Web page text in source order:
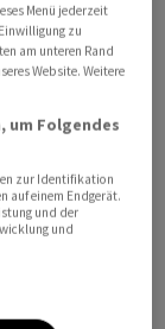
alles
in ihren
hervorgeht.
wo dies
CPEIs
Menü jederzeit
zu
am unteren Rand
Website. Weitere
um Folgendes
zur Identifikation
auf einem Endgerät.
und der
und